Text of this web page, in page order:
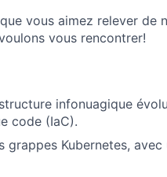
vous aimez relever de
vous rencontrer!
infonuagique
code (IaC).
Kubernetes, avec